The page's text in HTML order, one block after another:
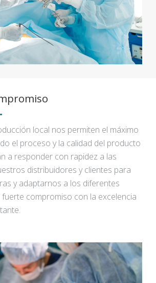
local nos permiten el máximo
el proceso y la calidad del producto
a responder con rapidez a las
distribuidores y clientes para
y adaptarnos a los diferentes
compromiso con la excelencia